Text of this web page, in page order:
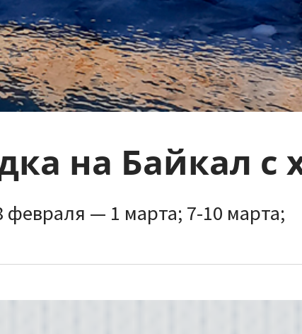
на Байкал c
февраля — 1 марта; 7-10 марта;